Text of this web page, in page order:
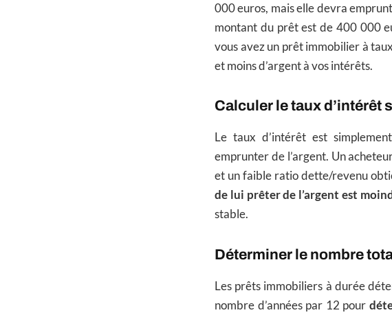
000 euros, mais elle devra
montant du prêt est de 400 000
vous avez un prêt immobilier à
et moins d’argent à vos intérêts.
Calculer le taux d’intérêt
Le taux d’intérêt est
emprunter de l’argent. Un
et un faible ratio dette/revenu
de lui prêter de l’argent est
stable.
Déterminer le nombre
Les prêts immobiliers à durée
nombre d’années par 12 pour